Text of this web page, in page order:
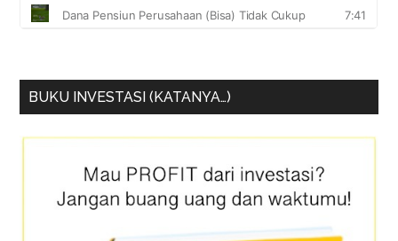
BUKU INVESTASI (KATANYA…)